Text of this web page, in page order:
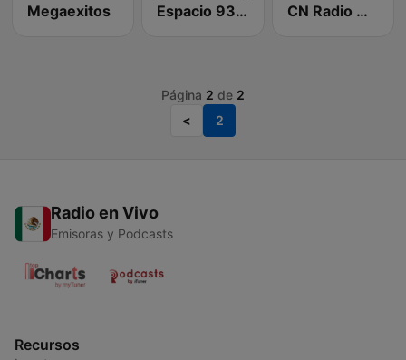
Megaexitos Espacio 93.3 CN Radio México
Página 2 de 2
<
2
Radio en Vivo
Emisoras y Podcasts
Recursos